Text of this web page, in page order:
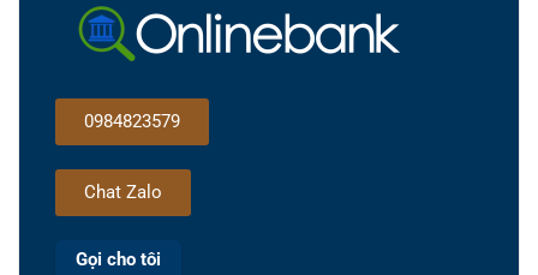
0984823579
Chat Zalo
Gọi cho tôi